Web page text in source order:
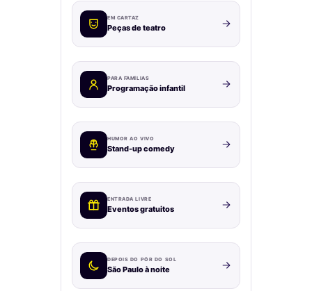
EM CARTAZ
Peças de teatro
PARA FAMÍLIAS
Programação infantil
HUMOR AO VIVO
Stand-up comedy
ENTRADA LIVRE
Eventos gratuitos
DEPOIS DO PÔR DO SOL
São Paulo à noite